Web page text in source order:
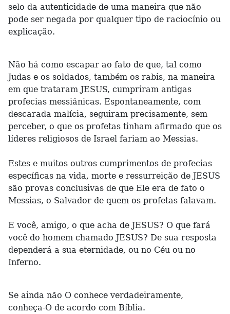
selo da autenticidade de uma maneira que não
pode ser negada por qualquer tipo de raciocínio ou
explicação.
Não há como escapar ao fato de que, tal como
Judas e os soldados, também os rabis, na maneira
em que trataram JESUS, cumpriram antigas
profecias messiânicas. Espontaneamente, com
descarada malícia, seguiram precisamente, sem
perceber, o que os profetas tinham afirmado que os
líderes religiosos de Israel fariam ao Messias.
Estes e muitos outros cumprimentos de profecias
específicas na vida, morte e ressurreição de JESUS
são provas conclusivas de que Ele era de fato o
Messias, o Salvador de quem os profetas falavam.
E você, amigo, o que acha de JESUS? O que fará
você do homem chamado JESUS? De sua resposta
dependerá a sua eternidade, ou no Céu ou no
Inferno.
Se ainda não O conhece verdadeiramente,
conheça-O de acordo com Bíblia.